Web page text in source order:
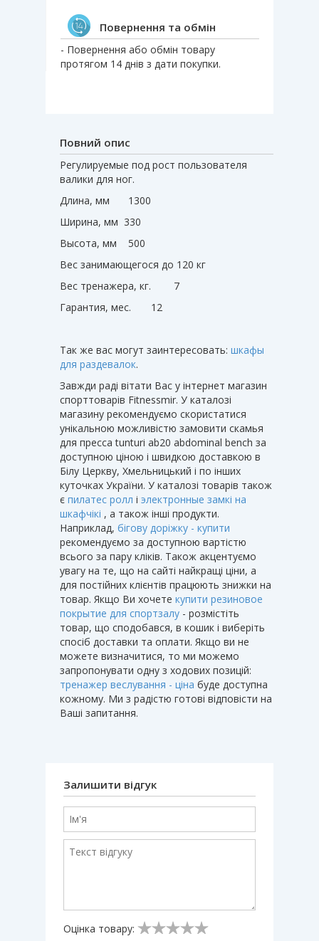
Повернення та обмін
- Повернення або обмін товару
протягом 14 днів з дати покупки.
Повний опис
Регулируемые под рост пользователя
валики для ног.
Длина, мм
1300
Ширина, мм 330
Высота, мм
500
Вес занимающегося до 120 кг
Вес тренажера, кг.
7
Гарантия, мес.
12
Так же вас могут заинтересовать: шкафы
для раздевалок.
Завжди раді вітати Вас у інтернет магазин
спорттоварів Fitnessmir. У каталозі
магазину рекомендуємо скористатися
унікальною можливістю замовити скамья
для пресса tunturi ab20 abdominal bench за
доступною ціною і швидкою доставкою в
Білу Церкву, Хмельницький і по інших
куточках України. У каталозі товарів також
є пилатес ролл і электронные замкі на
шкафчікі , а також інші продукти.
Наприклад, бігову доріжку - купити
рекомендуємо за доступною вартістю
всього за пару кліків. Також акцентуємо
увагу на те, що на сайті найкращі ціни, а
для постійних клієнтів працюють знижки на
товар. Якщо Ви хочете купити резиновое
покрытие для спортзалу - розмістіть
товар, що сподобався, в кошик і виберіть
спосіб доставки та оплати. Якщо ви не
можете визначитися, то ми можемо
запропонувати одну з ходових позицій:
тренажер веслування - ціна буде доступна
кожному. Ми з радістю готові відповісти на
Ваші запитання.
Залишити відгук
Оцінка товару: